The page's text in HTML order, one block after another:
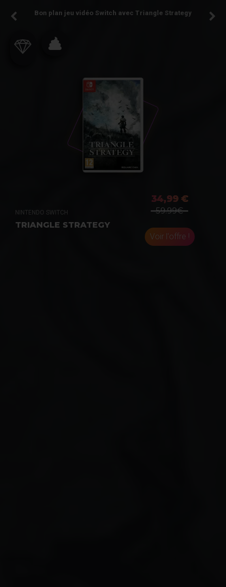
Bon plan jeu vidéo Switch avec Triangle Strategy
NINTENDO SWITCH
TRIANGLE STRATEGY
34,99 €
59.99€
Voir l'offre !